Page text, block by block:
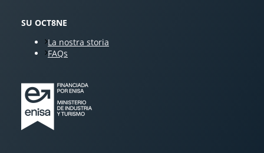
SU OCT8NE
La nostra storia
FAQs